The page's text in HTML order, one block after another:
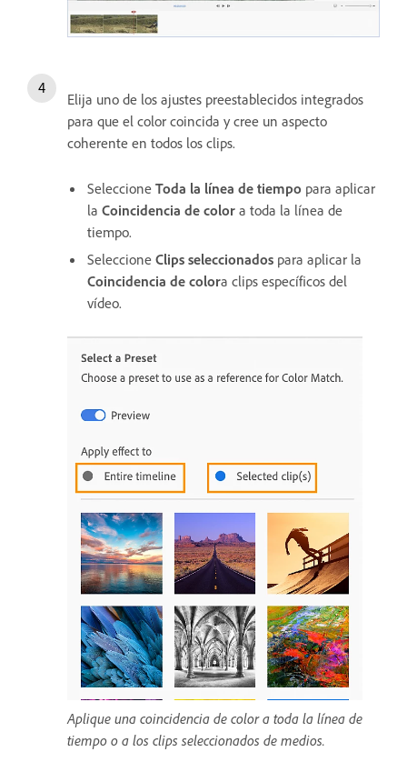
Elija uno de los ajustes preestablecidos integrados
para que el color coincida y cree un aspecto
coherente en todos los clips.
Seleccione Toda la línea de tiempo para aplicar
la Coincidencia de color a toda la línea de
tiempo.
Seleccione Clips seleccionados para aplicar la
Coincidencia de colora clips específicos del
vídeo.
Aplique una coincidencia de color a toda la línea de
tiempo o a los clips seleccionados de medios.